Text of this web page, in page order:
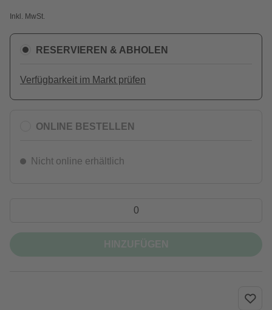
Inkl. MwSt.
RESERVIEREN & ABHOLEN
Verfügbarkeit im Markt prüfen
ONLINE BESTELLEN
Nicht online erhältlich